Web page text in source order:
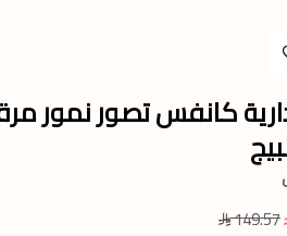
كانفس تصور نمور
149.57